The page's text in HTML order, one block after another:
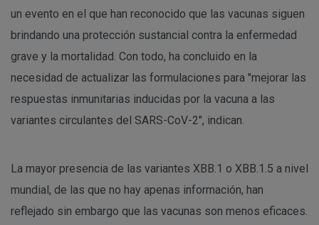
un evento en el que han reconocido que las vacunas siguen
brindando una protección sustancial contra la enfermedad
grave y la mortalidad. Con todo, ha concluido en la
necesidad de actualizar las formulaciones para "mejorar las
respuestas inmunitarias inducidas por la vacuna a las
variantes circulantes del SARS-CoV-2", indican.
La mayor presencia de las variantes XBB.1 o XBB.1.5 a nivel
mundial, de las que no hay apenas información, han
reflejado sin embargo que las vacunas son menos eficaces.